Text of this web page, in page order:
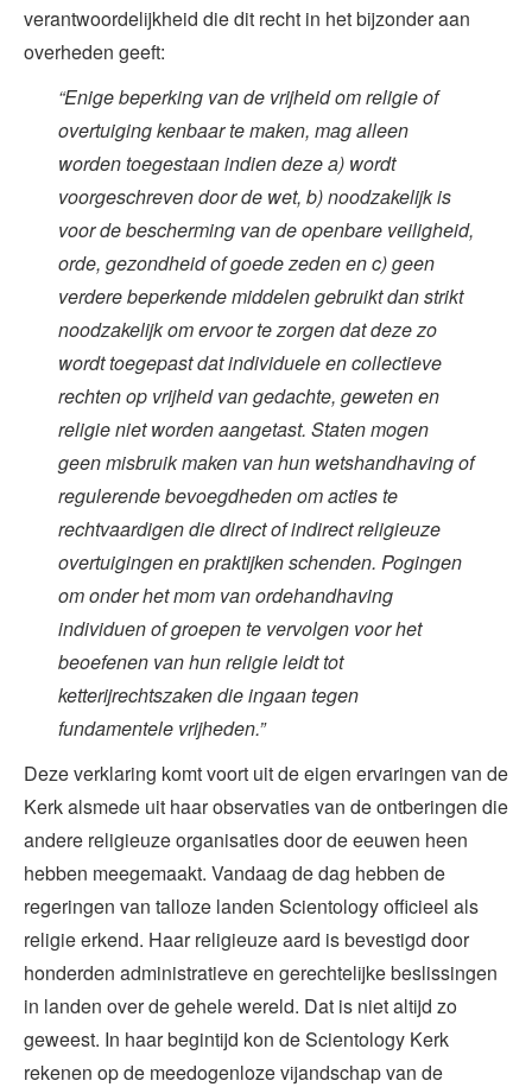
verantwoordelijkheid die dit recht in het bijzonder aan
overheden geeft:
“Enige beperking van de vrijheid om religie of
overtuiging kenbaar te maken, mag alleen
worden toegestaan indien deze a) wordt
voorgeschreven door de wet, b) noodzakelijk is
voor de bescherming van de openbare veiligheid,
orde, gezondheid of goede zeden en c) geen
verdere beperkende middelen gebruikt dan strikt
noodzakelijk om ervoor te zorgen dat deze zo
wordt toegepast dat individuele en collectieve
rechten op vrijheid van gedachte, geweten en
religie niet worden aangetast. Staten mogen
geen misbruik maken van hun wetshandhaving of
regulerende bevoegdheden om acties te
rechtvaardigen die direct of indirect religieuze
overtuigingen en praktijken schenden. Pogingen
om onder het mom van ordehandhaving
individuen of groepen te vervolgen voor het
beoefenen van hun religie leidt tot
ketterijrechtszaken die ingaan tegen
fundamentele vrijheden.”
Deze verklaring komt voort uit de eigen ervaringen van de
Kerk alsmede uit haar observaties van de ontberingen die
andere religieuze organisaties door de eeuwen heen
hebben meegemaakt. Vandaag de dag hebben de
regeringen van talloze landen Scientology officieel als
religie erkend. Haar religieuze aard is bevestigd door
honderden administratieve en gerechtelijke beslissingen
in landen over de gehele wereld. Dat is niet altijd zo
geweest. In haar begintijd kon de Scientology Kerk
rekenen op de meedogenloze vijandschap van de